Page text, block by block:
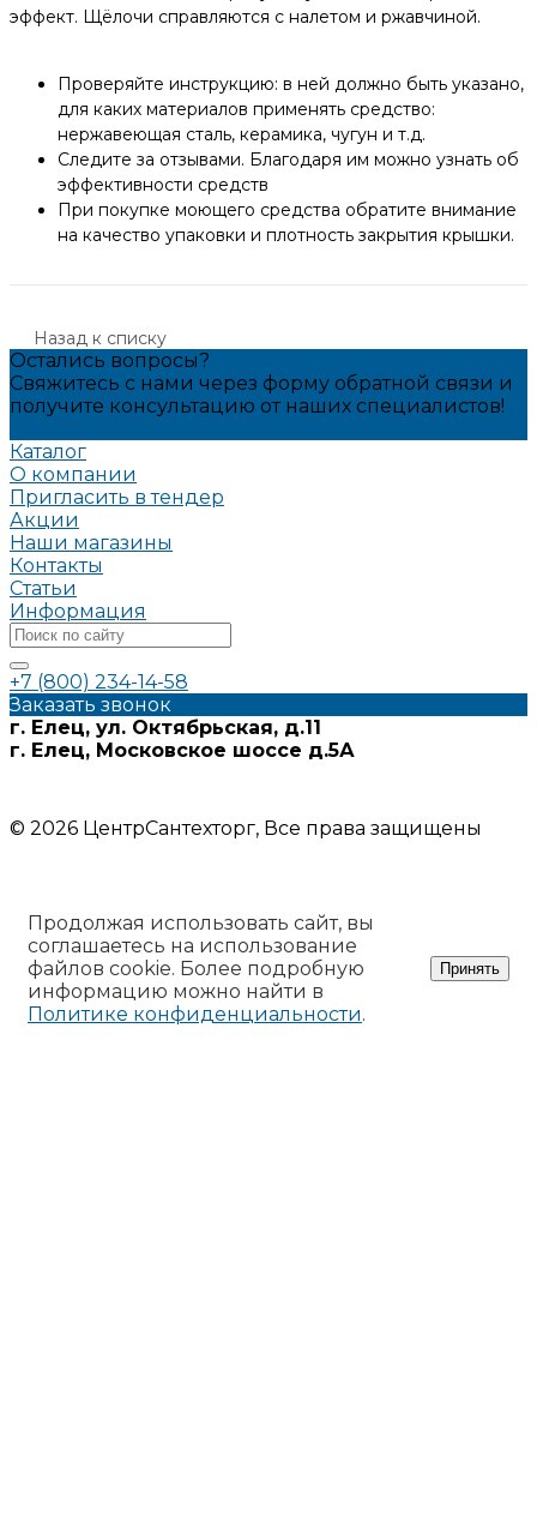
эффект. Щёлочи справляются с налетом и ржавчиной.
Проверяйте инструкцию: в ней должно быть указано,
для каких материалов применять средство:
нержавеющая сталь, керамика, чугун и т.д.
Следите за отзывами. Благодаря им можно узнать об
эффективности средств
При покупке моющего средства обратите внимание
на качество упаковки и плотность закрытия крышки.
Назад к списку
Остались вопросы?
Свяжитесь с нами через форму обратной связи и
получите консультацию от наших специалистов!
Каталог
О компании
Пригласить в тендер
Акции
Наши магазины
Контакты
Статьи
Информация
+7 (800) 234-14-58
Заказать звонок
г. Елец, ул. Октябрьская, д.11
г. Елец, Московское шоссе д.5А
© 2026 ЦентрСантехторг, Все права защищены
Продолжая использовать сайт, вы
соглашаетесь на использование
файлов cookie. Более подробную
информацию можно найти в
Политике конфиденциальности.
Принять